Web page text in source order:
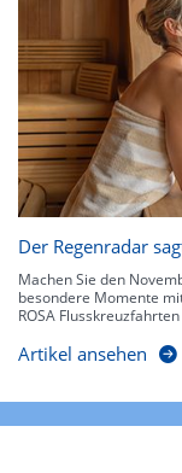
Der Regenradar
Machen Sie den
besondere Momente
ROSA
Artikel ansehen